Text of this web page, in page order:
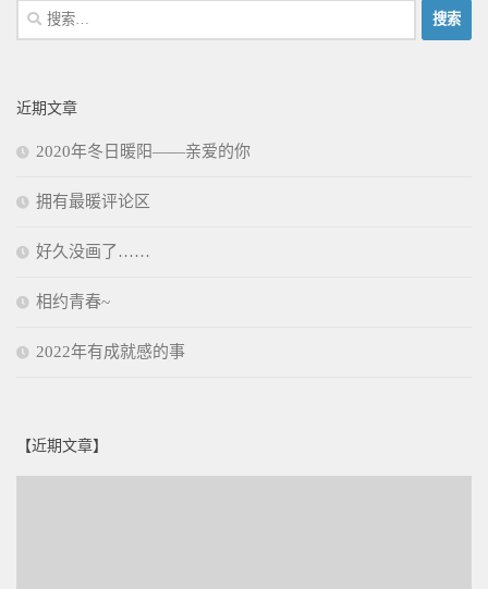
搜
索：
近期文章
2020年冬日暖阳——亲爱的你
拥有最暖评论区
好久没画了……
相约青春~
2022年有成就感的事
【近期文章】